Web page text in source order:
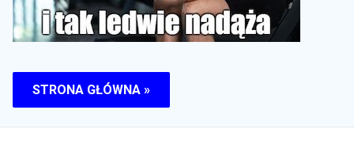
STRONA GŁÓWNA »